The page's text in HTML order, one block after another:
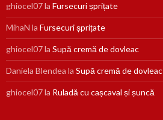
ghiocel07la Fursecuri șprițate
MihaN la Fursecuri șprițate
ghiocel07la Supă cremă de dovleac
Daniela Blendea la Supă cremă de dovleac
ghiocel07la Ruladă cu cașcaval și șuncă